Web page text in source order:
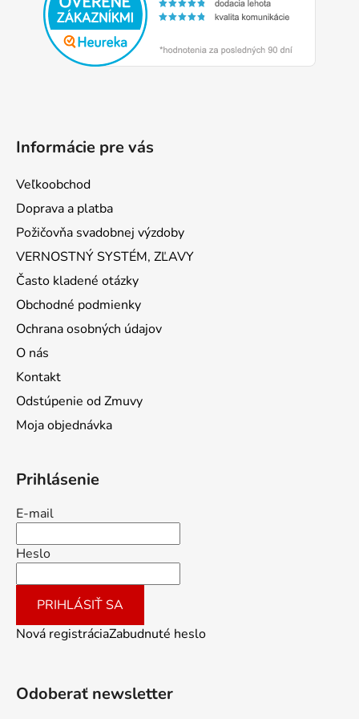
Informácie pre vás
Veľkoobchod
Doprava a platba
Požičovňa svadobnej výzdoby
VERNOSTNÝ SYSTÉM, ZĽAVY
Často kladené otázky
Obchodné podmienky
Ochrana osobných údajov
O nás
Kontakt
Odstúpenie od Zmuvy
Moja objednávka
Prihlásenie
E-mail
Heslo
PRIHLÁSIŤ SA
Nová registráciaZabudnuté heslo
Odoberať newsletter